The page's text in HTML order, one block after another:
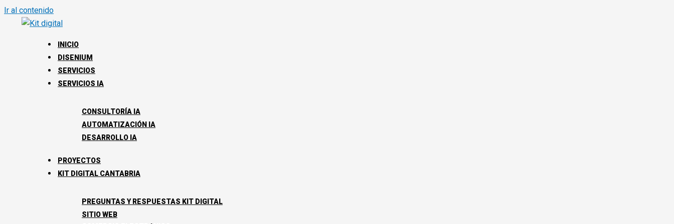
Ir al contenido
INICIO
DISENIUM
SERVICIOS
SERVICIOS IA
CONSULTORÍA IA
AUTOMATIZACIÓN IA
DESARROLLO IA
PROYECTOS
KIT DIGITAL CANTABRIA
PREGUNTAS Y RESPUESTAS KIT DIGITAL
SITIO WEB